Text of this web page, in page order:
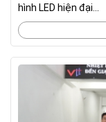
hình LED hiện đại...